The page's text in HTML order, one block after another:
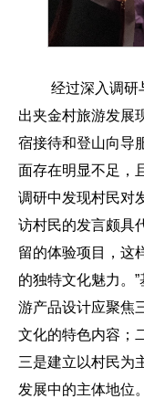
经过深入调研
出夹金村旅游发展
宿接待和登山向导
面存在明显不足，
调研中发现村民对
访村民的发言颇具
留的体验项目，这
的独特文化魅力。
游产品设计应聚焦
文化的特色内容；
三是建立以村民为
发展中的主体地位。